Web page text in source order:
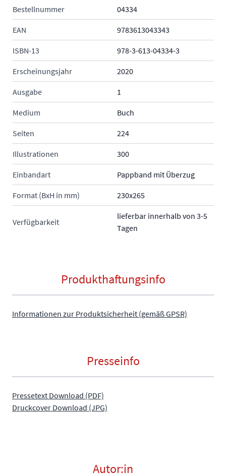
Bestellnummer 04334
EAN 9783613043343
ISBN-13 978-3-613-04334-3
Erscheinungsjahr 2020
Ausgabe 1
Medium Buch
Seiten 224
Illustrationen 300
Einbandart Pappband mit Überzug
Format (BxH in mm) 230x265
Verfügbarkeit
lieferbar innerhalb von 3-5
Tagen
Produkthaftungsinfo
Informationen zur Produktsicherheit (gemäß GPSR)
Presseinfo
Pressetext Download (PDF)
Druckcover Download (JPG)
Autor:in